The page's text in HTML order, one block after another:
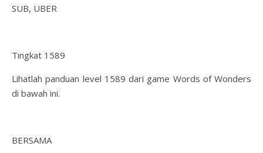
SUB, UBER
Tingkat 1589
Lihatlah panduan level 1589 dari game Words of Wonders
di bawah ini.
BERSAMA